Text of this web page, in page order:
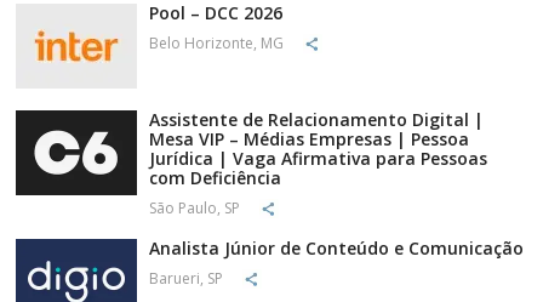
Pool – DCC 2026
Belo Horizonte, MG
Assistente de Relacionamento Digital |
Mesa VIP – Médias Empresas | Pessoa
Jurídica | Vaga Afirmativa para Pessoas
com Deficiência
São Paulo, SP
Analista Júnior de Conteúdo e Comunicação
Barueri, SP